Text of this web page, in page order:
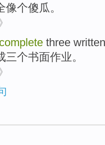
像个傻瓜。
complete three written
三个书面作业。